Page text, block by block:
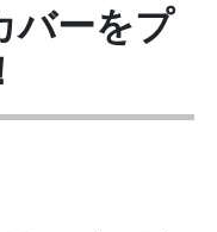
バーをプ